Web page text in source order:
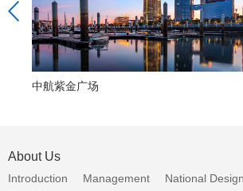
中航紫金广场
About Us
Introduction Management
National